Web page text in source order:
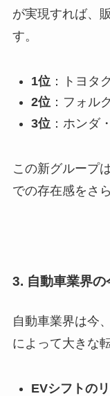
が実現すれば、
す。
1位 ：トヨタ
2位：フォル
3位 ：ホンダ
この新グループ
での存在感をさ
3. 自動車業界
自動車業界は今
によって大きな
EVシフトの